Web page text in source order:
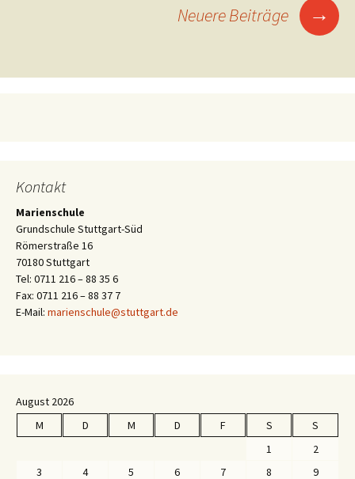
Neuere Beiträge →
Kontakt
Marienschule
Grundschule Stuttgart-Süd
Römerstraße 16
70180 Stuttgart
Tel: 0711 216 – 88 35 6
Fax: 0711 216 – 88 37 7
E-Mail: marienschule@stuttgart.de
August 2026
M
D M D F S
S
1
2
3
4 5 6 7 8
9